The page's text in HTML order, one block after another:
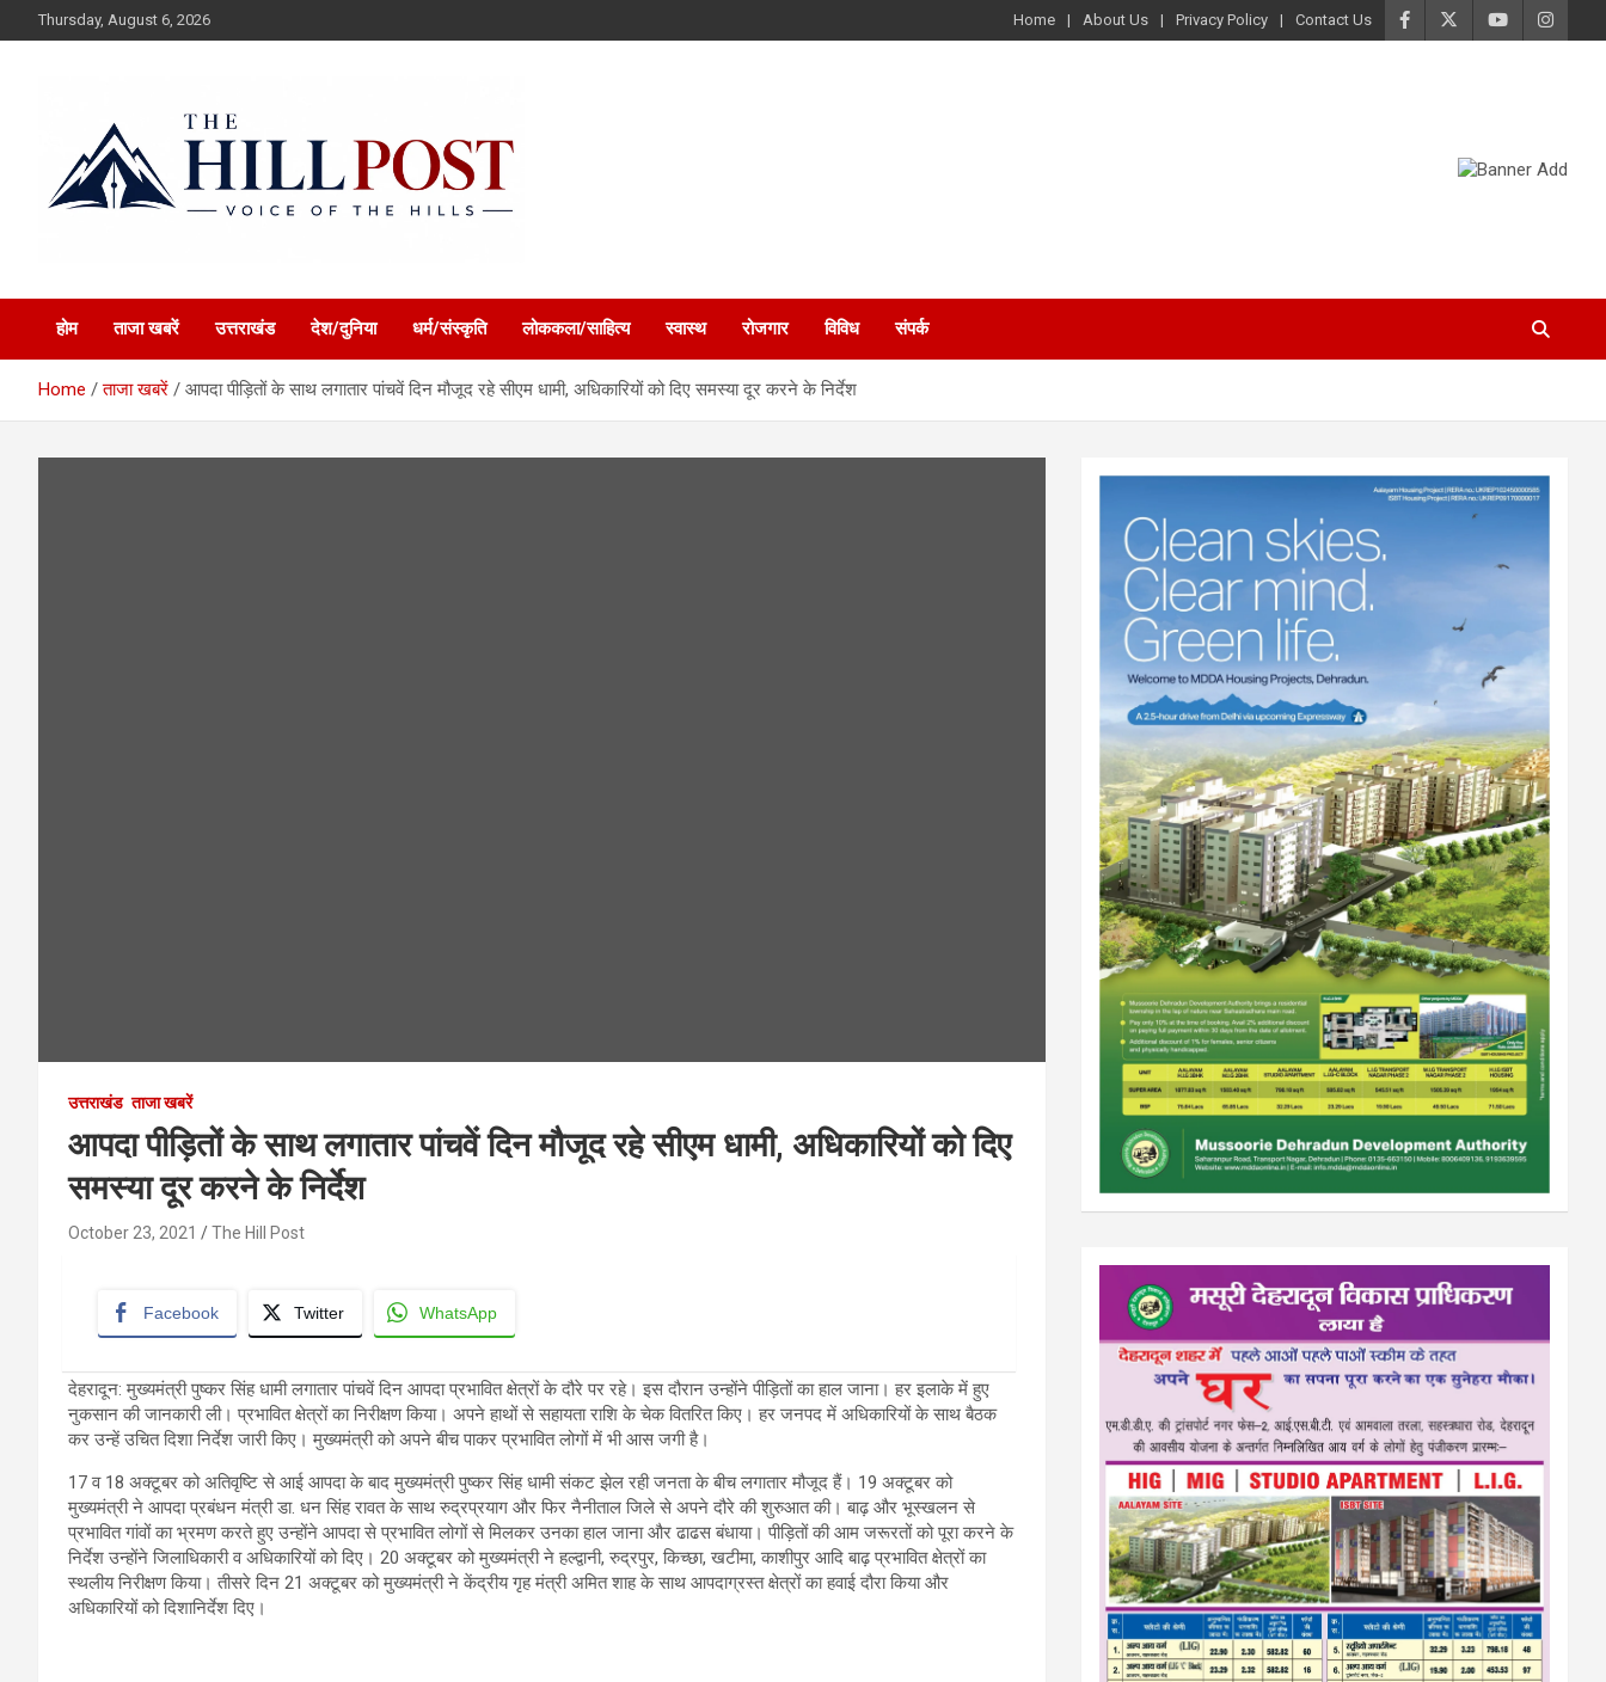
to
Thursday, August 6, 2026 Home About Us Privacy Policy Contact Us
The Hillpost
होम ताजा खबरें उत्तराखंड देश/दुनिया धर्म/संस्कृति लोककला/साहित्य स्वास्थ रोजगार विविध संपर्क
Home ताजा खबरें आपदा पीड़ितों के साथ लगातार पांचवें दिन मौजूद रहे सीएम धामी, अधिकारियों को दिए समस्या दूर करने के निर्देश
उत्तराखंड ताजा खबरें
आपदा पीड़ितों के साथ लगातार पांचवें दिन मौजूद रहे सीएम धामी, अधिकारियों को दिए
समस्या दूर करने के निर्देश
October 23, 2021 The Hill Post
Facebook Twitter WhatsApp
देहरादून: मुख्यमंत्री पुष्कर सिंह धामी लगातार पांचवें दिन आपदा प्रभावित क्षेत्रों के दौरे पर रहे। इस दौरान उन्होंने पीड़ितों का हाल जाना। हर इलाके में हुए
नुकसान की जानकारी ली। प्रभावित क्षेत्रों का निरीक्षण किया। अपने हाथों से सहायता राशि के चेक वितरित किए। हर जनपद में अधिकारियों के साथ बैठक
कर उन्हें उचित दिशा निर्देश जारी किए। मुख्यमंत्री को अपने बीच पाकर प्रभावित लोगों में भी आस जगी है।
17 व 18 अक्टूबर को अतिवृष्टि से आई आपदा के बाद मुख्यमंत्री पुष्कर सिंह धामी संकट झेल रही जनता के बीच लगातार मौजूद हैं। 19 अक्टूबर को
मुख्यमंत्री ने आपदा प्रबंधन मंत्री डा. धन सिंह रावत के साथ रुद्रप्रयाग और फिर नैनीताल जिले से अपने दौरे की शुरुआत की। बाढ़ और भूस्खलन से
प्रभावित गांवों का भ्रमण करते हुए उन्होंने आपदा से प्रभावित लोगों से मिलकर उनका हाल जाना और ढाढस बंधाया। पीड़ितों की आम जरूरतों को पूरा करने के
निर्देश उन्होंने जिलाधिकारी व अधिकारियों को दिए। 20 अक्टूबर को मुख्यमंत्री ने हल्द्वानी, रुद्रपुर, किच्छा, खटीमा, काशीपुर आदि बाढ़ प्रभावित क्षेत्रों का
स्थलीय निरीक्षण किया। तीसरे दिन 21 अक्टूबर को मुख्यमंत्री ने केंद्रीय गृह मंत्री अमित शाह के साथ आपदाग्रस्त क्षेत्रों का हवाई दौरा किया और
अधिकारियों को दिशानिर्देश दिए।